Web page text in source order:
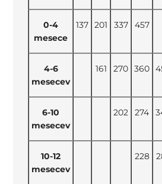
0-4
mesece
137 201 337 457
4-6
mesecev
161 270 360
6-10
mesecev
202 274
10-12
mesecev
228